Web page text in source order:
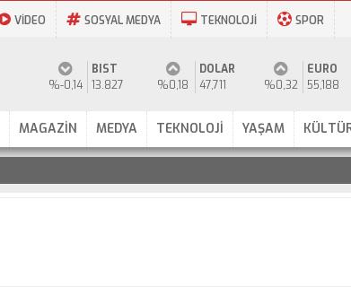
VİDEO SOSYAL MEDYA TEKNOLOJİ SPOR
%-0,14
BIST
13.827
%0,18
DOLAR
47,711
%0,32
EURO
55,188
MAGAZİN MEDYA TEKNOLOJİ YAŞAM